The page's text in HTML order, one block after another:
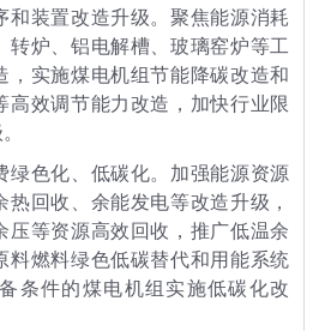
装置改造升级。聚焦能源消耗
转炉、铝电解槽、玻璃窑炉等工
，实施煤电机组节能降碳改造和
高效调节能力改造，加快行业限
色化、低碳化。加强能源资源
回收、余能发电等改造升级，
压等资源高效回收，推广低温余
料燃料绿色低碳替代和用能系统
条件的煤电机组实施低碳化改